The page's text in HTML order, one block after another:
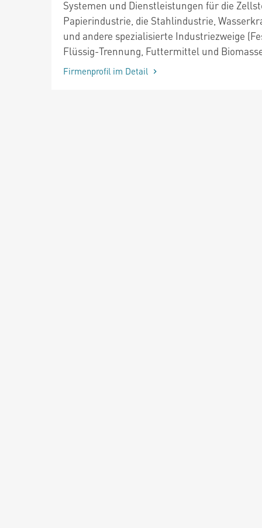
Systemen und Dienstleistungen für die
Papierindustrie, die Stahlindustrie,
und andere spezialisierte Industriezweige
Flüssig-Trennung, Futtermittel und
Firmenprofil im Detail